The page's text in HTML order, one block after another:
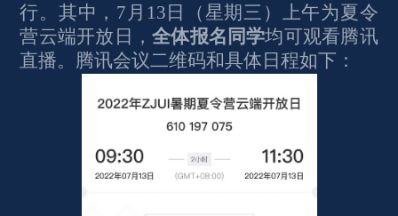
行。其中，7月13日（星期三）上午为夏令
营云端开放日，全体报名同学均可观看腾讯
直播。腾讯会议二维码和具体日程如下：